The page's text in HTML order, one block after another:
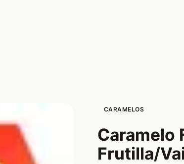
CARAMELOS
Caramelo
Frutilla/